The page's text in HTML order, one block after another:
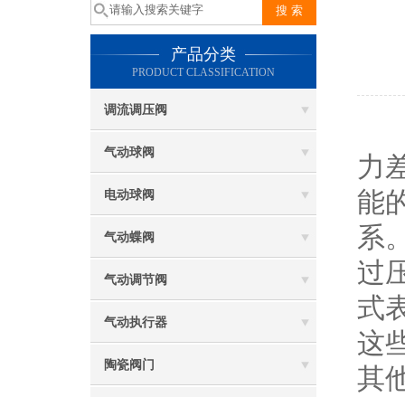
产品分类
PRODUCT CLASSIFICATION
调流调压阀
气动球阀
电动球阀
气动蝶阀
气动调节阀
气动执行器
陶瓷阀门
力
能
系
过
式
这
其